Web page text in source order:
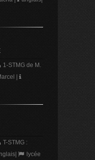
1-STMG de M.
T-STMG :
| lycée